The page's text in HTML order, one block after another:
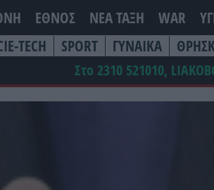
ΕΘΝΟΣ ΝΕΑ ΤΆΞΗ WAR
TECH SPORT ΓΥΝΑΙΚΑ
Στο 2310 521010,